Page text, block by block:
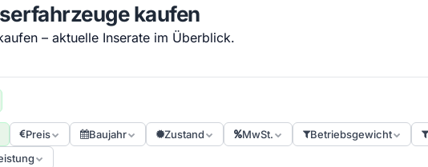
kaufen
– aktuelle Inserate im Überblick.
Preis Baujahr Zustand MwSt. Betriebsgewicht